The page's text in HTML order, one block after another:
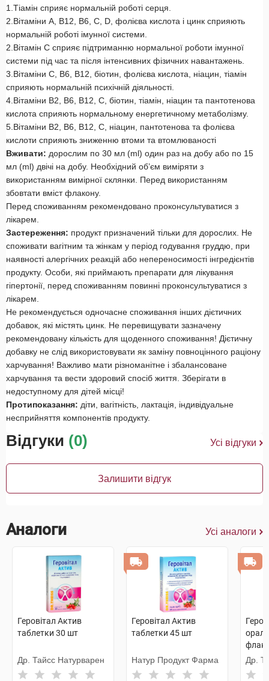
1.Тіамін сприяє нормальній роботі серця.
2.Вітаміни А, В12, В6, С, D, фолієва кислота і цинк сприяють
нормальній роботі імунної системи.
2.Вітамін C сприяє підтриманню нормальної роботи імунної
системи під час та після інтенсивних фізичних навантажень.
3.Вітаміни C, В6, В12, біотин, фолієва кислота, ніацин, тіамін
сприяють нормальній психічній діяльності.
4.Вітаміни В2, В6, B12, С, біотин, тіамін, ніацин та пантотенова
кислота сприяють нормальному енергетичному метаболізму.
5.Вітаміни В2, В6, В12, С, ніацин, пантотенова та фолієва
кислоти сприяють зниженню втоми та втомлюваності
Вживати: дорослим по 30 мл (ml) один раз на добу або по 15
мл (ml) двічі на добу. Необхідний об’єм виміряти з
використанням вимірної склянки. Перед використанням
збовтати вміст флакону.
Перед споживанням рекомендовано проконсультуватися з
лікарем.
Застереження: продукт призначений тільки для дорослих. Не
споживати вагітним та жінкам у період годування груддю, при
наявності алергічних реакцій або непереносимості інгредієнтів
продукту. Особи, які приймають препарати для лікування
гіпертонії, перед споживанням повинні проконсультуватися з
лікарем.
Не рекомендується одночасне споживання інших дієтичних
добавок, які містять цинк. Не перевищувати зазначену
рекомендовану кількість для щоденного споживання! Дієтичну
добавку не слід використовувати як заміну повноцінного раціону
харчування! Важливо мати різноманітне і збалансоване
харчування та вести здоровий спосіб життя. Зберігати в
недоступному для дітей місці!
Протипоказання: діти, вагітність, лактація, індивідуальне
несприйняття компонентів продукту.
Відгуки (0) Усі відгуки
Залишити відгук
Аналоги Усі аналоги
Геровітал Актив
таблетки 30 шт
Др. Тайсс Натурварен
Геровітал Актив
таблетки 45 шт
Натур Продукт Фарма
Др.